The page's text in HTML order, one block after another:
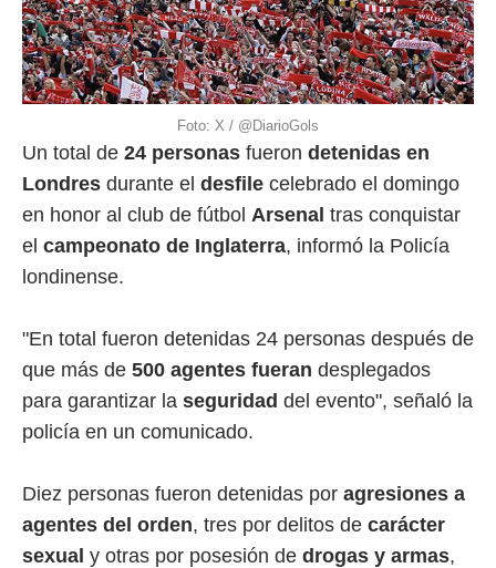
Foto: X / @DiarioGols
Un total de 24 personas fueron detenidas en
Londres durante el desfile celebrado el domingo
en honor al club de fútbol Arsenal tras conquistar
el campeonato de Inglaterra, informó la Policía
londinense.
"En total fueron detenidas 24 personas después de
que más de 500 agentes fueran desplegados
para garantizar la seguridad del evento", señaló la
policía en un comunicado.
Diez personas fueron detenidas por agresiones a
agentes del orden, tres por delitos de carácter
sexual y otras por posesión de drogas y armas,